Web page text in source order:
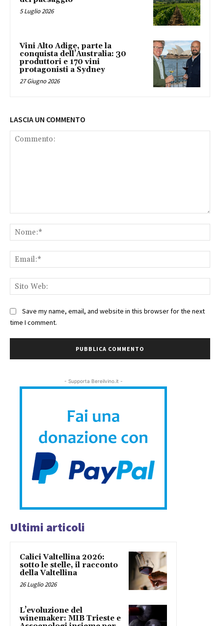
5 Luglio 2026
Vini Alto Adige, parte la
conquista dell’Australia: 30
produttori e 170 vini
protagonisti a Sydney
27 Giugno 2026
LASCIA UN COMMENTO
Save my name, email, and website in this browser for the next
time I comment.
- Supporta Bereilvino.it -
Ultimi articoli
Calici Valtellina 2026:
sotto le stelle, il racconto
della Valtellina
26 Luglio 2026
L’evoluzione del
winemaker: MIB Trieste e